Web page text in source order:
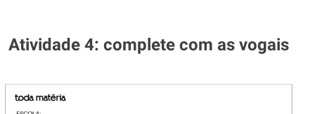
Atividade 4: complete com as vogais